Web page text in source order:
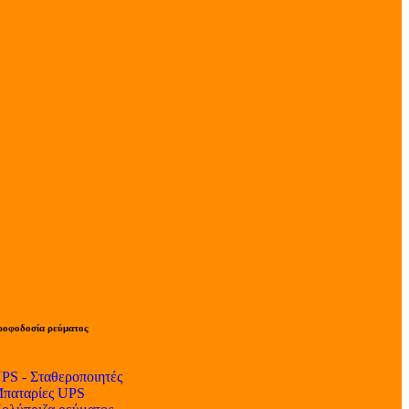
ρεύματος
- Σταθεροποιητές
UPS